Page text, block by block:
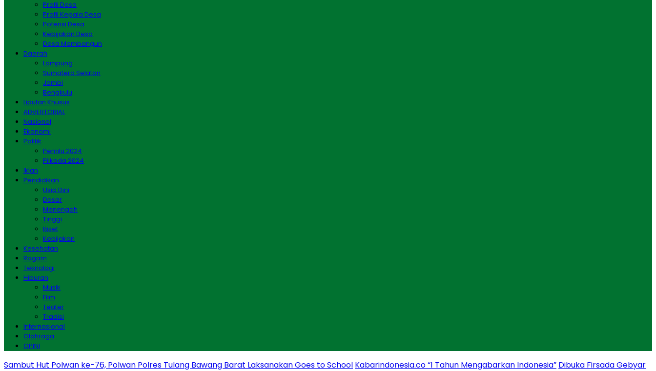
Profil Desa
Profil Kepala Desa
Potensi Desa
Kebijakan Desa
Desa Membangun
Daerah
Lampung
Sumatera Selatan
Jambi
Bengkulu
Liputan Khusus
ADVERTORIAL
Nasional
Ekonomi
Politik
Pemilu 2024
Pilkada 2024
Iklan
Pendidikan
Usia Dini
Dasar
Menengah
Tinggi
Riset
Kebijakan
Kesehatan
Ragam
Teknologi
Hiburan
Musik
Film
Teater
Tradisi
Internasional
Olahraga
OPINI
Sambut Hut Polwan ke-76, Polwan Polres Tulang Bawang Barat Laksanakan Goes to School Kabarindonesia.co “1 Tahun Mengabarkan Indonesia” Dibuka Firsada Gebyar